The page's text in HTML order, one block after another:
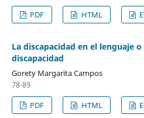
PDF
HTML
La discapacidad en el lenguaje
discapacidad
Gorety Margarita Campos
78-89
PDF
HTML